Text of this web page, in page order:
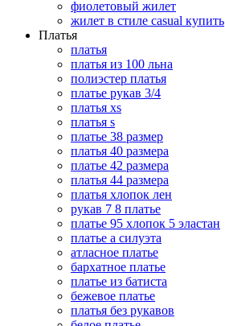
фиолетовый жилет
жилет в стиле casual купить
Платья
платья
платья из 100 льна
полиэстер платья
платье рукав 3/4
платья xs
платья s
платье 38 размер
платья 40 размера
платье 42 размера
платья 44 размера
платья хлопок лен
рукав 7 8 платье
платье 95 хлопок 5 эластан
платье а силуэта
атласное платье
бархатное платье
платье из батиста
бежевое платье
платья без рукавов